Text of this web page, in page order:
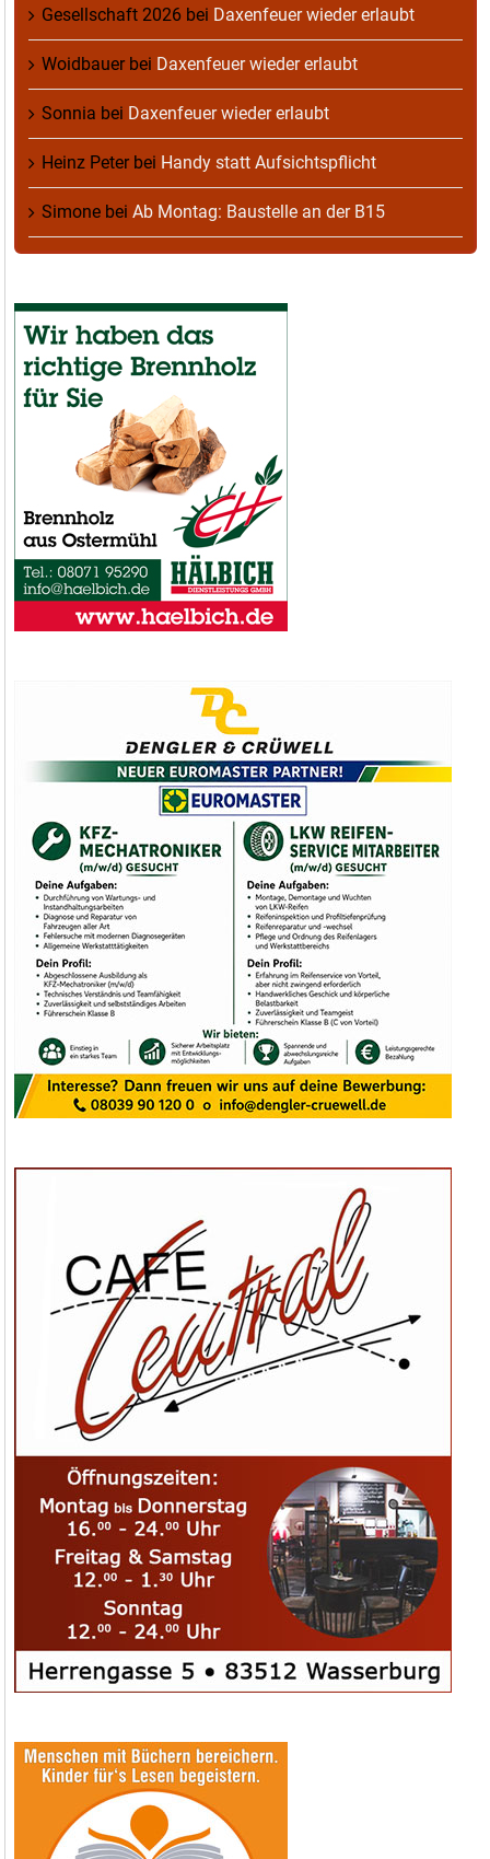
Gesellschaft 2026 bei Daxenfeuer wieder erlaubt
Woidbauerbei Daxenfeuer wieder erlaubt
Sonnia bei Daxenfeuer wieder erlaubt
Heinz Peterbei Handy statt Aufsichtspflicht
Simone bei Ab Montag: Baustelle an der B15